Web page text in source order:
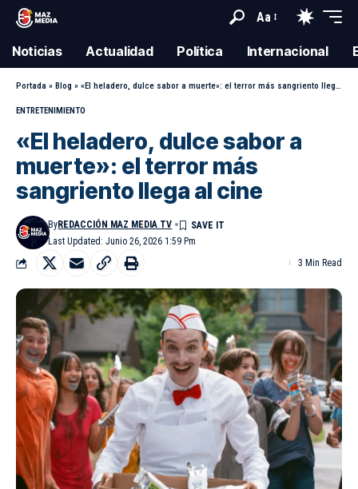
Aa
Noticias Actualidad Política Internacional
Portada » Blog » «El heladero, dulce sabor a muerte»: el terror más sangriento llega al cine
ENTRETENIMIENTO
«El heladero, dulce sabor a
muerte»: el terror más
sangriento llega al cine
Last Updated: Junio 26, 2026 1:59 Pm
ByREDACCIÓN MAZ MEDIA TV
3 Min Read